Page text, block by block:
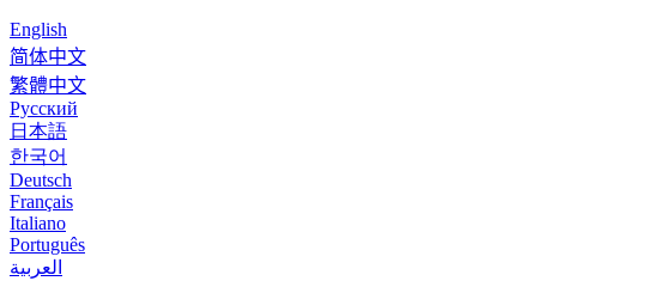
English
简体中文
繁體中文
Русский
日本語
한국어
Deutsch
Français
Italiano
Português
العربية